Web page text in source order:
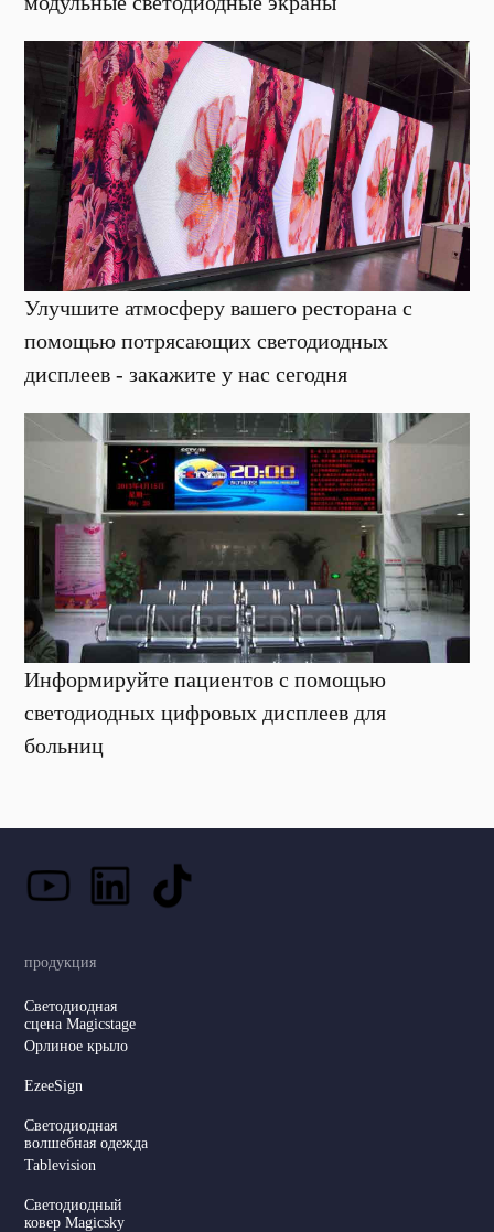
Улучшите атмосферу вашего ресторана с
помощью потрясающих светодиодных
дисплеев - закажите у нас сегодня
Информируйте пациентов с помощью
светодиодных цифровых дисплеев для
больниц
продукция
Светодиодная
сцена Magicstage
Орлиное крыло
EzeeSign
Светодиодная
волшебная одежда
Tablevision
Светодиодный
ковер Magicsky